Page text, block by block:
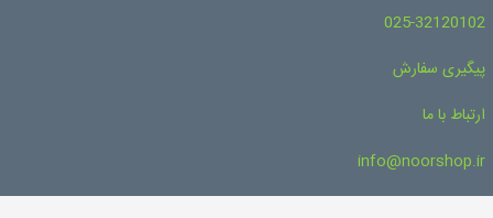
025-32120102
پیگیری سفارش
ارتباط با ما
info@noorshop.ir